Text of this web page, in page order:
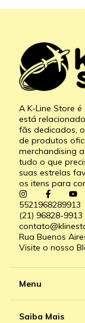
A K-Line Store
está
fãs dedicados,
de produtos
merchandising
tudo o que
suas estrelas
os itens para
5521968289913
(21) 96828-
Rua Buenos
Visite o nosso
Menu
Saiba Mais